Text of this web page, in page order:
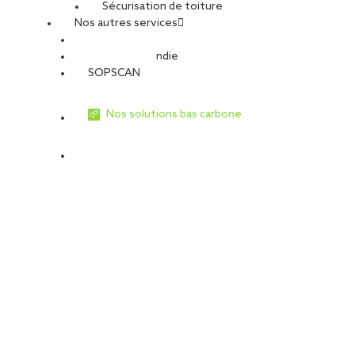
Sécurisation de toiture
Nos autres services
Sécurité Incendie
SOPSCAN
Nos solutions bas carbone